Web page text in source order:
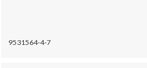
9531564-4-7